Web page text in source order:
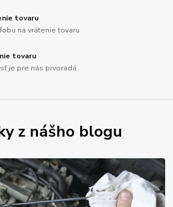
tovaru
na vrátenie tovaru
tovaru
je pre nás prvoradá
z nášho blogu